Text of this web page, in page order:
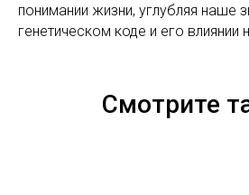
понимании жизни, углубляя наше
генетическом коде и его влиянии
Смотрите